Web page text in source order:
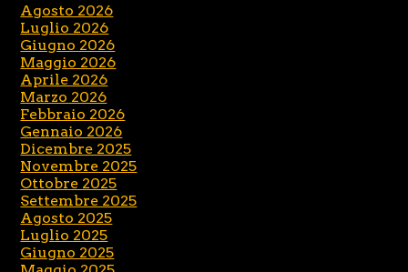
Agosto 2026
Luglio 2026
Giugno 2026
Maggio 2026
Aprile 2026
Marzo 2026
Febbraio 2026
Gennaio 2026
Dicembre 2025
Novembre 2025
Ottobre 2025
Settembre 2025
Agosto 2025
Luglio 2025
Giugno 2025